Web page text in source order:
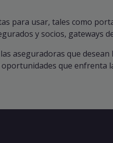
para usar, tales como
y socios, gateways
aseguradoras que
que enfrenta